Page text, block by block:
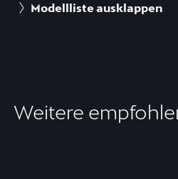
Modellliste ausklappen
Weitere